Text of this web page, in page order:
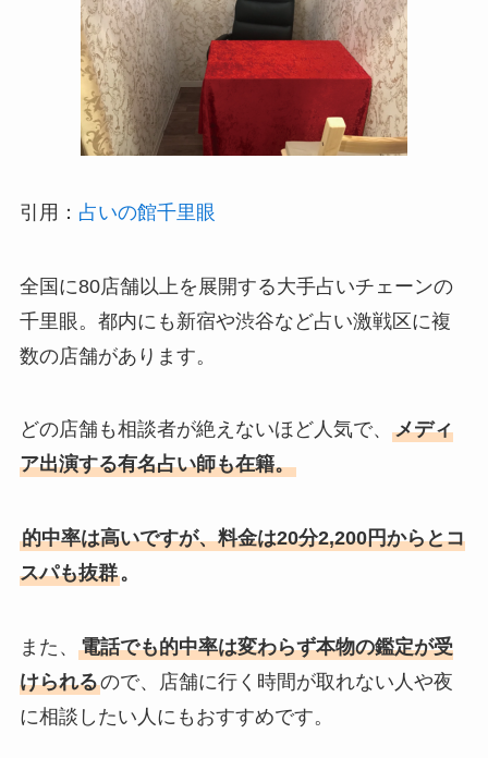
引用： 占いの館千里眼
全国に80店舗以上を展開する大手占いチェーンの
千里眼。都内にも新宿や渋谷など占い激戦区に複
数の店舗があります。
どの店舗も相談者が絶えないほど人気で、 メディ
ア出演する有名占い師も在籍。
的中率は高いですが、料金は20分2,200円からとコ
スパも抜群。
また、 電話でも的中率は変わらず本物の鑑定が受
けられるので、店舗に行く時間が取れない人や夜
に相談したい人にもおすすめです。